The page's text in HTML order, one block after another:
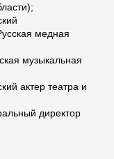
медная
музыкальная
актер театра и
директор